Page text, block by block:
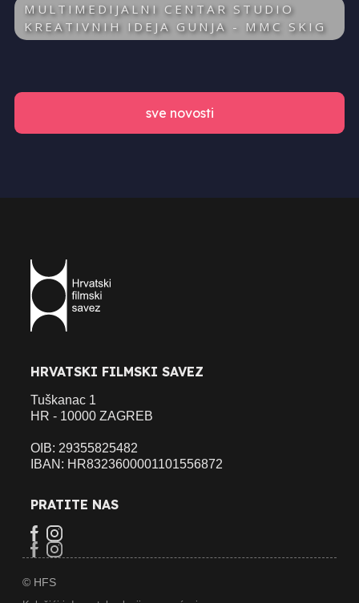
MULTIMEDIJALNI CENTAR STUDIO
KREATIVNIH IDEJA GUNJA - MMC SKIG
sve novosti
HRVATSKI FILMSKI SAVEZ
Tuškanac 1
HR - 10000 ZAGREB
OIB: 29355825482
IBAN: HR8323600001101556872
PRATITE NAS
© HFS